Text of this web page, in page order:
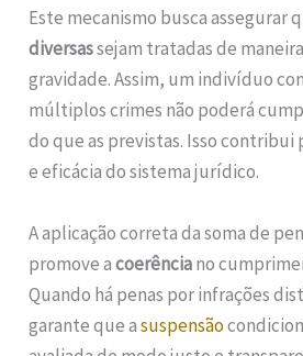
Este mecanismo busca assegurar
diversassejam tratadas de
gravidade. Assim, um indivíduo
múltiplos crimes não poderá
do que as previstas. Isso contribui
e eficácia do sistema jurídico.
A aplicação correta da soma de
promove acoerênciano
Quando há penas por infrações
garante que asuspensão